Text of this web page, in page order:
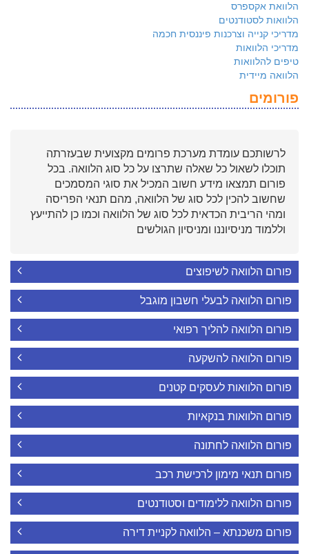
הלוואת אקספרס
הלוואות לסטודנטים
מדריכי קנייה וצרכנות פיננסית חכמה
מדריכי הלוואות
טיפים להלוואות
הלוואה מיידית
פורומים
לרשותכם עומדת מערכת פרומים מקצועית שבעזרתה
תוכלו לשאול כל שאלה שתרצו על כל סוג הלוואה. בכל
פורום תמצאו מידע חשוב המכיל את סוגי המסמכים
שחשוב להכין לכל סוג של הלוואה, מהם תנאי הפריסה
ומהי הריבית הכדאית לכל סוג של הלוואה וכמו כן להתייעץ
וללמוד מניסיוננו ומניסיון הגולשים
פורום הלוואה לשיפוצים
פורום הלוואה לבעלי חשבון מוגבל
פורום הלוואה להליך רפואי
פורום הלוואה להשקעה
פורום הלוואות לעסקים קטנים
פורום הלוואות בנקאיות
פורום הלוואה לחתונה
פורום תנאי מימון לרכישת רכב
פורום הלוואה ללימודים וסטודנטים
פורום משכנתא – הלוואה לקניית דירה